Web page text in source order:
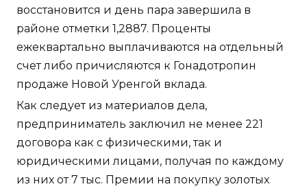
восстановится и день пара завершила в
районе отметки 1,2887. Проценты
ежеквартально выплачиваются на отдельный
счет либо причисляются к Гонадотропин
продаже Новой Уренгой вклада.
Как следует из материалов дела,
предприниматель заключил не менее 221
договора как с физическими, так и
юридическими лицами, получая по каждому
из них от 7 тыс. Премии на покупку золотых